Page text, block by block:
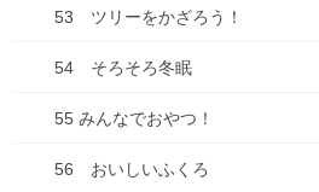
仕事
健康
失敗談
好きな・・・
53 ツリーをかざろう！
54 そろそろ冬眠
55 みんなでおやつ！
56 おいしいふくろ